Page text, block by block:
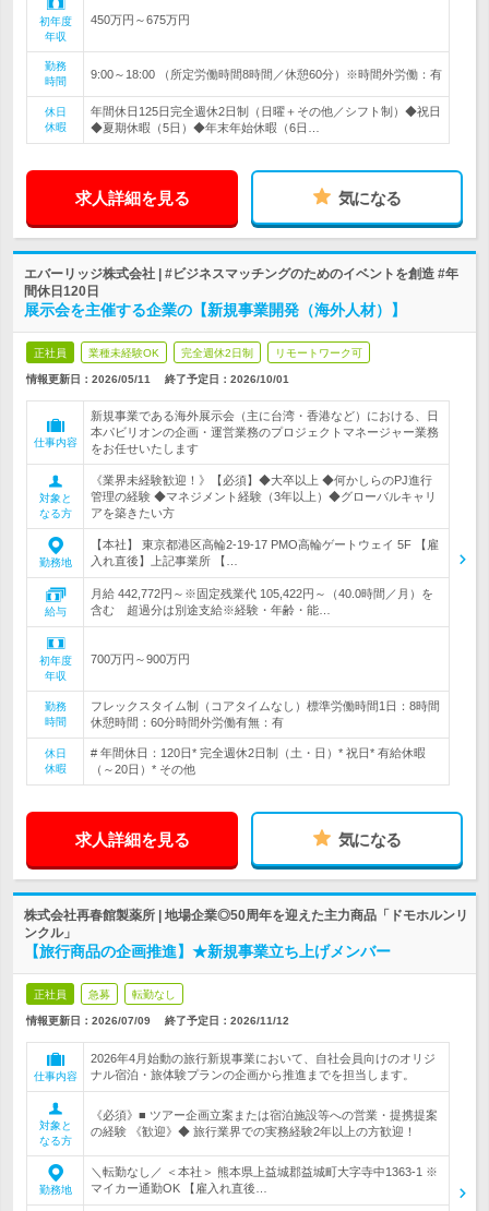
初年度
年収
450万円～675万円
勤務
時間
9:00～18:00 （所定労働時間8時間／休憩60分）※時間外労働：有
休日
休暇
年間休日125日完全週休2日制（日曜＋その他／シフト制）◆祝日
◆夏期休暇（5日）◆年末年始休暇（6日…
求人詳細を見る 気になる
エバーリッジ株式会社 | #ビジネスマッチングのためのイベントを創造 #年
間休日120日
展示会を主催する企業の【新規事業開発（海外人材）】
正社員 業種未経験OK 完全週休2日制 リモートワーク可
情報更新日：2026/05/11 終了予定日： 2026/10/01
仕事内容
新規事業である海外展示会（主に台湾・香港など）における、日
本パビリオンの企画・運営業務のプロジェクトマネージャー業務
をお任せいたします
対象と
なる方
《業界未経験歓迎！》【必須】◆大卒以上 ◆何かしらのPJ進行
管理の経験 ◆マネジメント経験（3年以上）◆グローバルキャリ
アを築きたい方
勤務地
【本社】 東京都港区高輪2-19-17 PMO高輪ゲートウェイ 5F 【雇
入れ直後】上記事業所 【…
給与
月給 442,772円～※固定残業代 105,422円～（40.0時間／月）を
含む 超過分は別途支給※経験・年齢・能…
初年度
年収
700万円～900万円
勤務
時間
フレックスタイム制（コアタイムなし）標準労働時間1日：8時間
休憩時間：60分時間外労働有無：有
休日
休暇
# 年間休日：120日* 完全週休2日制（土・日）* 祝日* 有給休暇
（～20日）* その他
求人詳細を見る 気になる
株式会社再春館製薬所 | 地場企業◎50周年を迎えた主力商品「ドモホルンリ
ンクル」
【旅行商品の企画推進】★新規事業立ち上げメンバー
正社員 急募 転勤なし
情報更新日：2026/07/09 終了予定日： 2026/11/12
仕事内容
2026年4月始動の旅行新規事業において、自社会員向けのオリジ
ナル宿泊・旅体験プランの企画から推進までを担当します。
対象と
なる方
《必須》■ ツアー企画立案または宿泊施設等への営業・提携提案
の経験 《歓迎》◆ 旅行業界での実務経験2年以上の方歓迎！
勤務地
＼転勤なし／ ＜本社＞ 熊本県上益城郡益城町大字寺中1363-1 ※
マイカー通勤OK 【雇入れ直後…